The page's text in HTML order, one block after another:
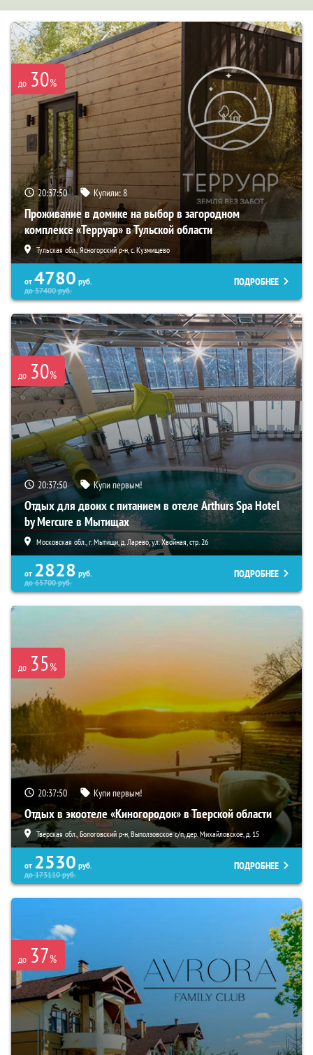
до 30%
20:37:49 Купили:8
Проживание в домике на выбор в загородном
комплексе «Терруар» в Тульской области
Тульская обл., Ясногорский р-н, с. Кузмищево
от 4780 руб.
до57400руб.
ПОДРОБНЕЕ
до 30%
20:37:49 Купи первым!
Отдых для двоих с питанием в отеле Arthurs Spa Hotel
by Mercure в Мытищах
Московская обл., г. Мытищи, д. Ларево, ул. Хвойная, стр. 26
от 2828 руб.
до65700руб.
ПОДРОБНЕЕ
до 35%
20:37:49 Купи первым!
Отдых в экоотеле «Киногородок» в Тверской области
Тверская обл., Бологовский р-н, Выползовское с/п, дер. Михайловское, д. 15
от 2530 руб.
до173110руб.
ПОДРОБНЕЕ
до 37%